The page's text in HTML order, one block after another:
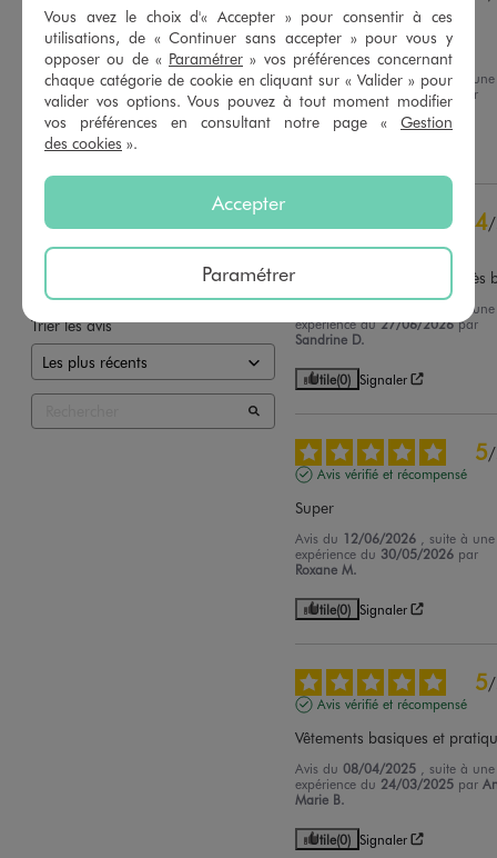
Basé sur4 avis soumis à un
contrôle
Voir tous les avis sur ce site
5étoiles
3
1
3étoiles
0
2étoiles
0
0
Trier les avis
Avis vérifié et récompensé
Prix très abordable
Avis du 13/07/2026 , suite à une
expérience du
30/06/2026
par
Zéphirine B.
4/
Avis vérifié et récompensé
Trop mignon et se porte très
, suite à une
expérience du27/06/2026 par
Sandrine D.
Utile(0) Signaler
5/
Avis vérifié et récompensé
Super
Avis du 12/06/2026
, suite à une
expérience du 30/05/2026 par
Roxane M.
Utile(0) Signaler
5/
Avis vérifié et récompensé
Vêtements basiques et
Avis du08/04/2025
, suite à une
expérience du 24/03/2025 par
Marie B.
Utile(0) Signaler
Vous avez le choix d'« Accepter » pour consentir à ces
utilisations, de « Continuer sans accepter » pour vous y
opposer ou de « Paramétrer » vos préférences concernant
chaque catégorie de cookie en cliquant sur « Valider » pour
valider vos options. Vous pouvez à tout moment modifier
vos préférences en consultant notre page « Gestion
des cookies ».
Accepter
Paramétrer